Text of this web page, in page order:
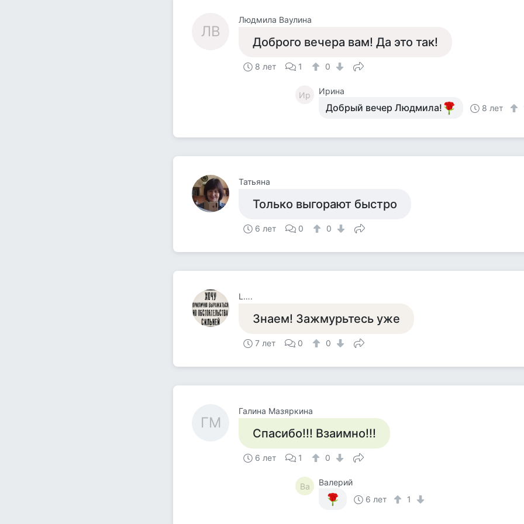
ЛВ
Людмила Ваулина
Доброго вечера вам! Да это так!
8 лет 1 0
Ир Ирина
Добрый вечер Людмила! 8 лет
Татьяна
Только выгорают быстро
6 лет 0 0
L….
Знаем! Зажмурьтесь уже
7 лет 0 0
ГМ
Галина Мазяркина
Спасибо!!! Взаимно!!!
6 лет 1 0
Ва
Валерий
6 лет
1